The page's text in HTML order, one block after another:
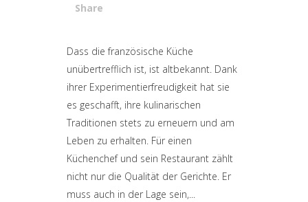
Share
Attiva comando
Dass die französische Küche
unübertrefflich ist, ist altbekannt. Dank
ihrer Experimentierfreudigkeit hat sie
es geschafft, ihre kulinarischen
Traditionen stets zu erneuern und am
Leben zu erhalten. Für einen
Küchenchef und sein Restaurant zählt
nicht nur die Qualität der Gerichte. Er
muss auch in der Lage sein,...